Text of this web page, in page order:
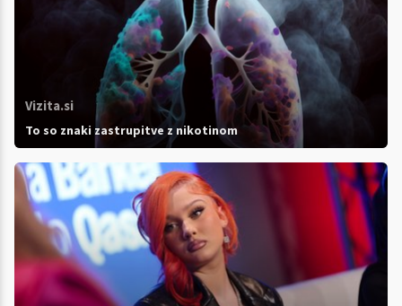
Vizita.si
To so znaki zastrupitve z nikotinom